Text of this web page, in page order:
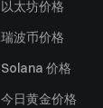
以太坊价格
瑞波币价格
Solana 价格
今日黄金价格